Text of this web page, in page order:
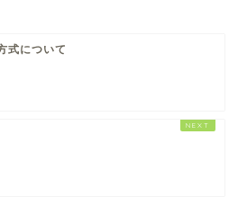
式について